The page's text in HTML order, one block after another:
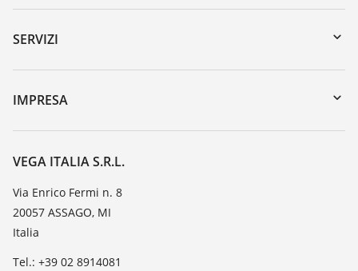
Downloads
Ricerca numero di serie
DTM Collection/PACTware
SERVIZI
Reso apparecchio
Seminari
Lista resistenza
TeamViewer
IMPRESA
VEGA, l'azienda
Contatto
Novità
Stampa
Blog
VEGA ITALIA S.R.L.
Via Enrico Fermi n. 8
20057 ASSAGO, MI
Italia
Tel.: +39 02 8914081